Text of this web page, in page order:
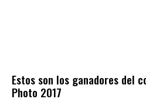
Estos son los ganadores del
Photo 2017